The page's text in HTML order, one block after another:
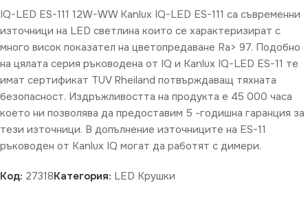
IQ-LED ES-111 12W-WW Kanlux IQ-LED ES-111 са съвременни
източници на LED светлина които се характеризират с
много висок показател на цветопредаване Rа> 97. Подобно
на цялата серия ръководена от IQ и Кanlux IQ-LED ES-11 те
имат сертификат TUV Rheiland потвърждаващ тяхната
безопасност. Издръжливостта на продукта е 45 000 часа
което ни позволява да предоставим 5 -годишна гаранция за
тези източници. В допълнение източниците на ES-11
ръководен от Kanlux IQ могат да работят с димери.
Код: 27318Категория: LED Крушки